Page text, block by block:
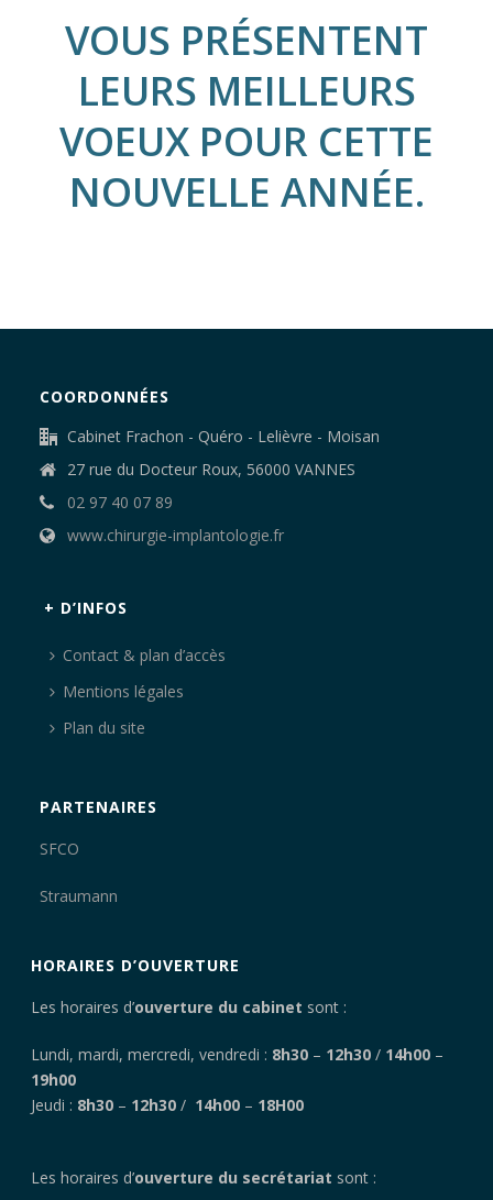
VOUS PRÉSENTENT
LEURS MEILLEURS
VOEUX POUR CETTE
NOUVELLE ANNÉE.
COORDONNÉES
Cabinet Frachon - Quéro - Lelièvre - Moisan
27 rue du Docteur Roux, 56000 VANNES
02 97 40 07 89
www.chirurgie-implantologie.fr
+ D’INFOS
Contact & plan d’accès
Mentions légales
Plan du site
PARTENAIRES
SFCO
Straumann
HORAIRES D’OUVERTURE
Les horaires d’ouverture du cabinet sont :
Lundi, mardi, mercredi, vendredi : 8h30 – 12h30 / 14h00 –
19h00
Jeudi : 8h30 – 12h30 / 14h00 – 18H00
Les horaires d’ouverture du secrétariat sont :